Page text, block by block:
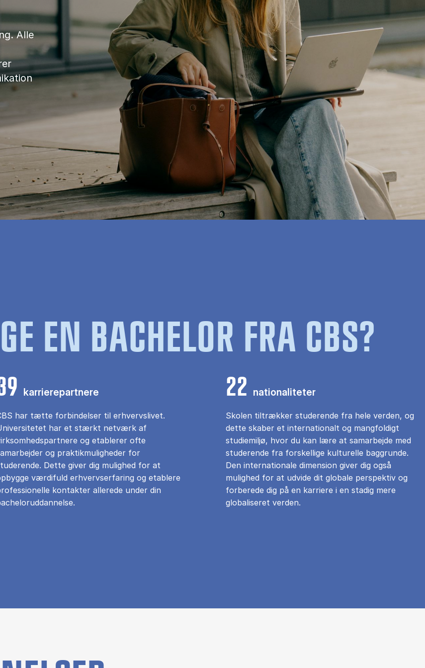
Alle
EN BACHELOR FRA CBS?
karrierepartnere
har tætte forbindelser til erhvervslivet.
har et stærkt netværk af
og etablerer ofte
og praktikmuligheder for
Dette giver dig mulighed for at
værdifuld erhvervserfaring og etablere
kontakter allerede under din
22 nationaliteter
Skolen tiltrækker studerende fra hele verden, og
dette skaber et internationalt og mangfoldigt
studiemiljø, hvor du kan lære at samarbejde med
studerende fra forskellige kulturelle baggrunde.
Den internationale dimension giver dig også
mulighed for at udvide dit globale perspektiv og
forberede dig på en karriere i en stadig mere
globaliseret verden.